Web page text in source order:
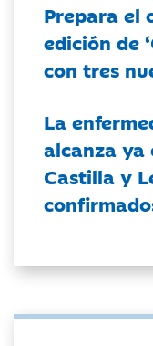
Prepara el
edición de
con tres
La
alcanza ya
Castilla y